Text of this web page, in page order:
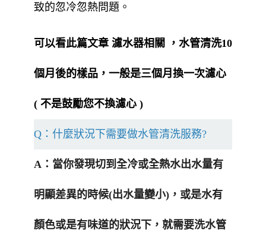
致的忽冷忽熱問題。
可以看此篇文章 濾水器相關 ，水管清洗10
個月後的樣品，一般是三個月換一次濾心
( 不是鼓勵您不換濾心 )
Q：什麼狀況下需要做水管清洗服務?
A：當你發現切到全冷或全熱水出水量有
明顯差異的時候(出水量變小)，或是水有
顏色或是有味道的狀況下，就需要洗水管